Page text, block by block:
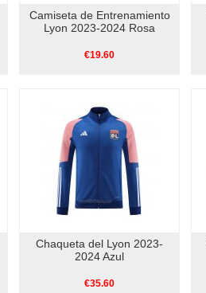
Camiseta de Entrenamiento
Lyon 2023-2024 Rosa
€19.60
Chaqueta del Lyon 2023-
2024 Azul
€35.60